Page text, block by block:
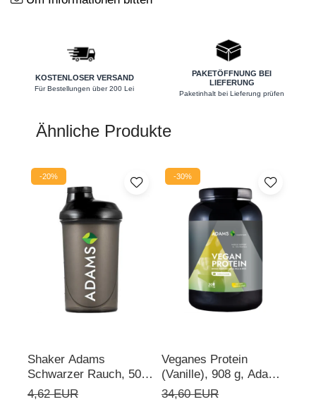
Prostata
Schlaf
Speicher
Stress
Urinieren
Verdauung
Wechseljahre
Wohlbefinden & Langlebigkeit
KOSTENLOSER VERSAND
Für Bestellungen über 200 Lei
PAKETÖFFNUNG BEI
LIEFERUNG
Paketinhalt bei Lieferung prüfen
Ähnliche Produkte
-20%
Shaker Adams
Schwarzer Rauch, 500
ml
4,62 EUR
-30%
Veganes Protein
(Vanille), 908 g, Adams
Supplements
34,60 EUR